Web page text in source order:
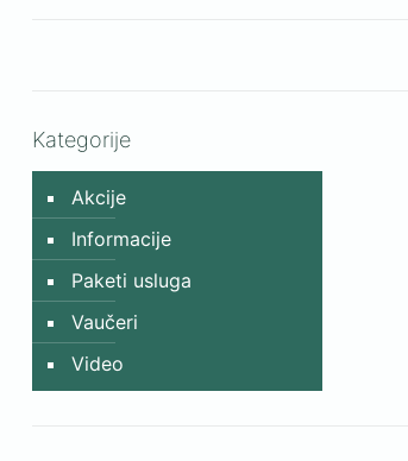
Kategorije
Akcije
Informacije
Paketi usluga
Vaučeri
Video